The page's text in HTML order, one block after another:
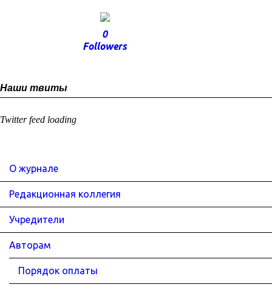
0
Followers
Наши твиты
Twitter feed loading
О журнале
Редакционная коллегия
Учредители
Авторам
Порядок оплаты